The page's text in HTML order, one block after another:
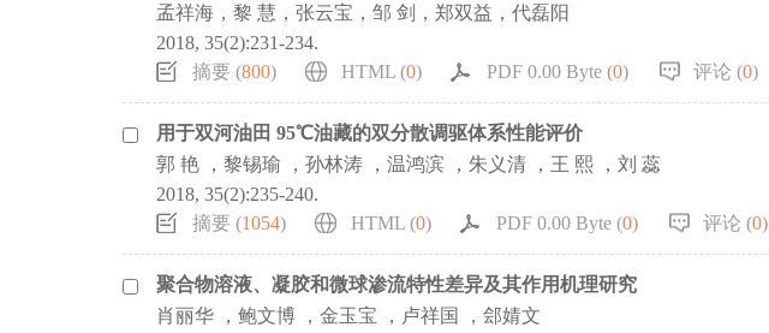
孟祥海，黎 慧，张云宝，邹 剑，郑双益，代磊阳
2018, 35(2):231-234.
摘要 (800) HTML (0) PDF 0.00 Byte (0) 评论 (0)
用于双河油田 95℃油藏的双分散调驱体系性能评价
郭 艳 ，黎锡瑜 ，孙林涛 ，温鸿滨 ，朱义清 ，王 熙 ，刘 蕊
2018, 35(2):235-240.
摘要 (1054) HTML (0) PDF 0.00 Byte (0) 评论 (0)
聚合物溶液、凝胶和微球渗流特性差异及其作用机理研究
肖丽华 ，鲍文博 ，金玉宝 ，卢祥国 ，郐婧文